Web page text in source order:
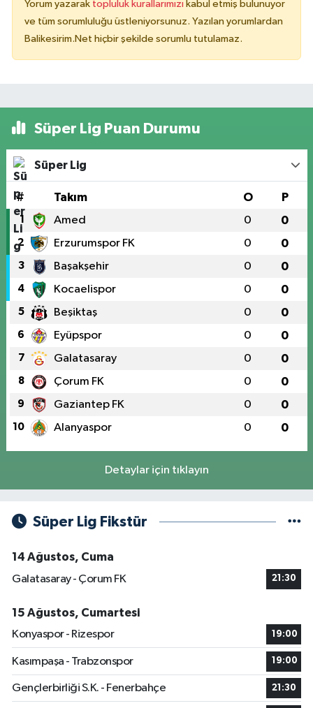
Yorum yazarak topluluk kurallarımızı kabul etmiş bulunuyor
ve tüm sorumluluğu üstleniyorsunuz. Yazılan yorumlardan
Balikesirim.Net hiçbir şekilde sorumlu tutulamaz.
Süper Lig Puan Durumu
Süper Lig
# Takım O P
1 Amed 0 0
2 Erzurumspor FK 0 0
3 Başakşehir 0 0
4 Kocaelispor 0 0
5 Beşiktaş 0 0
6 Eyüpspor 0 0
7 Galatasaray 0 0
8 Çorum FK 0 0
9 Gaziantep FK 0 0
10 Alanyaspor 0 0
Detaylar için tıklayın
Süper Lig Fikstür
14 Ağustos, Cuma
Galatasaray - Çorum FK
21:30
15 Ağustos, Cumartesi
Konyaspor - Rizespor
19:00
Kasımpaşa - Trabzonspor 19:00
Gençlerbirliği S.K. - Fenerbahçe 21:30